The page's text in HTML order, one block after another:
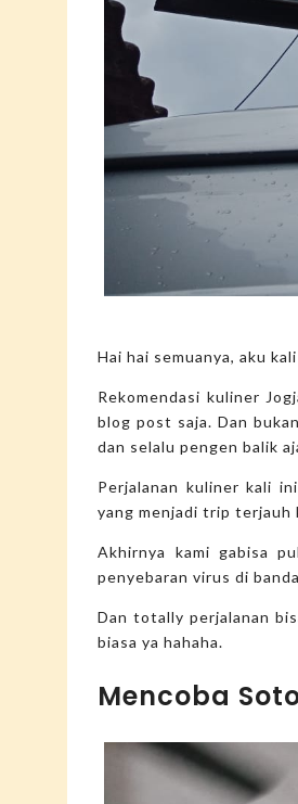
Hai hai semuanya, aku
Rekomendasi kuliner
blog post saja. Dan
dan selalu pengen balik
Perjalanan kuliner kali
yang menjadi trip terjauh
Akhirnya kami gabisa
penyebaran virus di
Dan totally perjalanan
biasa ya hahaha.
Mencoba